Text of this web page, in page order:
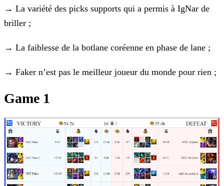
→ La variété des picks supports qui a permis à IgNar de
briller ;
→ La faiblesse de la botlane coréenne en phase de lane ;
→ Faker n’est pas le meilleur joueur du monde pour rien ;
Game 1